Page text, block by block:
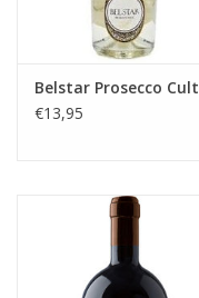
Belstar Prosecco Cult
€13,95